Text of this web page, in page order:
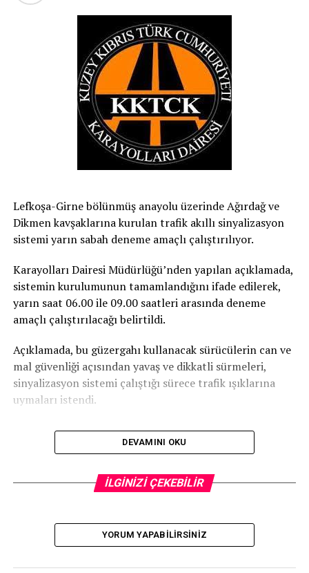
Lefkoşa-Girne bölünmüş anayolu üzerinde Ağırdağ ve
Dikmen kavşaklarına kurulan trafik akıllı sinyalizasyon
sistemi yarın sabah deneme amaçlı çalıştırılıyor.
Karayolları Dairesi Müdürlüğü’nden yapılan açıklamada,
sistemin kurulumunun tamamlandığını ifade edilerek,
yarın saat 06.00 ile 09.00 saatleri arasında deneme
amaçlı çalıştırılacağı belirtildi.
Açıklamada, bu güzergahı kullanacak sürücülerin can ve
mal güvenliği açısından yavaş ve dikkatli sürmeleri,
sinyalizasyon sistemi çalıştığı sürece trafik ışıklarına
uymaları istendi.
Komutanı Korgeneral Sebahattin Kılınç’ı telefonla
arayarak tebrik etti
KAÇIRMAYIN
DEVAMINI OKU
İLGİNİZİ ÇEKEBİLİR
YORUM YAPABILIRSINIZ